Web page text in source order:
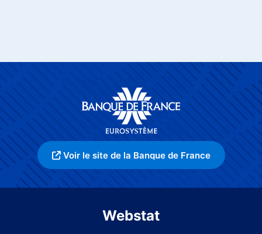
Voir le site de la Banque de France
Webstat